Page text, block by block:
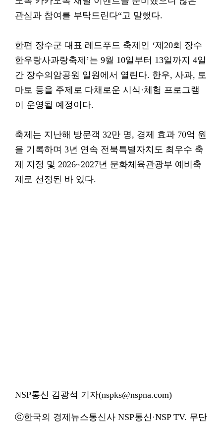
관심과 참여를 부탁드린다“고 말했다.
한편 장수군 대표 레드푸드 축제인 ‘제20회 장수
한우랑사과랑축제’는 9월 10일부터 13일까지 4일
간 장수의암공원 일원에서 열린다. 한우, 사과, 토
마토 등을 주제로 다채로운 시식·체험 프로그램
이 운영될 예정이다.
축제는 지난해 방문객 32만 명, 경제 효과 70억 원
을 기록하며 3년 연속 전북특별자치도 최우수 축
제 지정 및 2026~2027년 문화체육관광부 예비축
제로 선정된 바 있다.
NSP통신 김광석 기자(nspks@nspna.com)
ⓒ한국의 경제뉴스통신사 NSP통신·NSP TV. 무단